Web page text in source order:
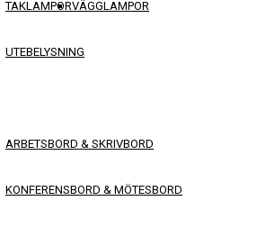
TAKLAMPORVÄGGLAMPOR
UTEBELYSNING
ARBETSBORD & SKRIVBORD
KONFERENSBORD & MÖTESBORD